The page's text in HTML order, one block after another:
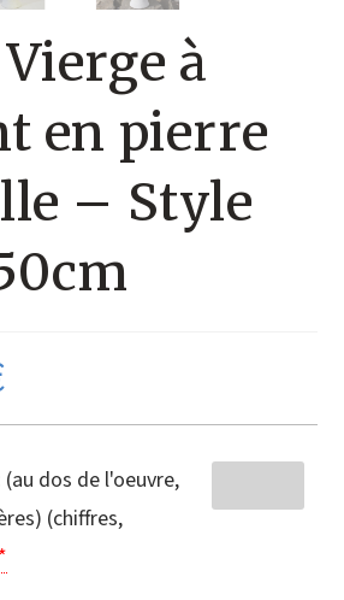
à
en pierre
– Style
dos de l'oeuvre,
(chiffres,
*